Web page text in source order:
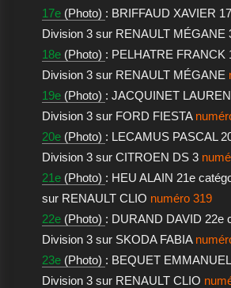
17e(Photo) : BRIFFAUD XAVIER
Division 3 sur RENAULT MÉGANE
18e(Photo) : PELHATRE FRANCK
Division 3 sur RENAULT MÉGANE
19e(Photo) : JACQUINET
Division 3 sur FORD FIESTA
20e(Photo) : LECAMUS PASCAL
Division 3 sur CITROEN DS 3
21e(Photo) : HEU ALAIN 21e
sur RENAULT CLIO numéro 319
22e(Photo) : DURAND DAVID 22e
Division 3 sur SKODA FABIA
23e(Photo) : BEQUET
Division 3 sur RENAULT CLIO